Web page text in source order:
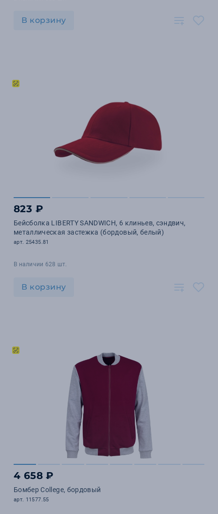
В корзину
823 ₽
Бейсболка LIBERTY SANDWICH, 6 клиньев, сэндвич,
металлическая застежка (бордовый, белый)
арт. 25435.81
В наличии 628 шт.
В корзину
4 658 ₽
Бомбер College, бордовый
арт. 11577.55